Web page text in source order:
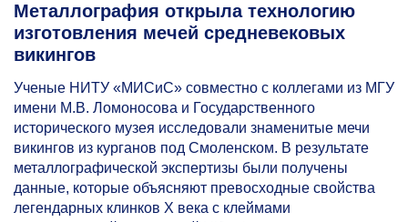
Металлография открыла технологию
изготовления мечей средневековых
викингов
Ученые НИТУ «МИСиС» совместно с коллегами из МГУ
имени М.В. Ломоносова и Государственного
исторического музея исследовали знаменитые мечи
викингов из курганов под Смоленском. В результате
металлографической экспертизы были получены
данные, которые объясняют превосходные свойства
легендарных клинков X века с клеймами